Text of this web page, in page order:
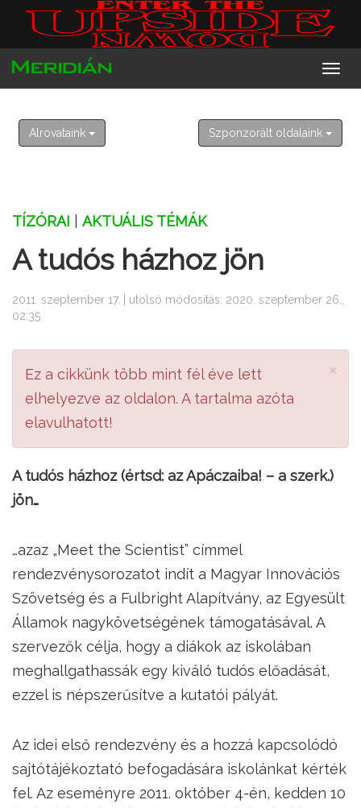
2026. augusztus 8. szombat
László
Alrovataink Szponzorált oldalaink
TÍZÓRAI AKTUÁLIS TÉMÁK
A tudós házhoz jön
2011. szeptember 17. | utolsó módosítás: 2020. szeptember 26.,
02:35
×
Ez a cikkünk több mint fél éve lett
elhelyezve az oldalon. A tartalma azóta
elavulhatott!
A tudós házhoz (értsd: az Apáczaiba! – a szerk.)
jön…
…azaz „Meet the Scientist” címmel
rendezvénysorozatot indít a Magyar Innovációs
Szövetség és a Fulbright Alapítvány, az Egyesült
Államok nagykövetségének támogatásával. A
szervezők célja, hogy a diákok az iskolában
meghallgathassák egy kiváló tudós előadását,
ezzel is népszerűsítve a kutatói pályát.
Az idei első rendezvény és a hozzá kapcsolódó
sajtótájékoztató befogadására iskolánkat kérték
fel. Az eseményre 2011. október 4-én, kedden 10